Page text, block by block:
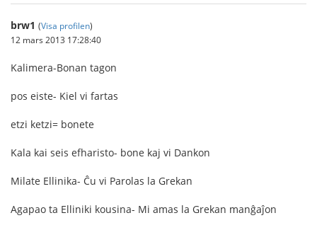
brw1 (Visa profilen)
12 mars 2013 17:28:40
Kalimera-Bonan tagon
pos eiste- Kiel vi fartas
etzi ketzi= bonete
Kala kai seis efharisto- bone kaj vi Dankon
Milate Ellinika- Ĉu vi Parolas la Grekan
Agapao ta Elliniki kousina- Mi amas la Grekan manĝaĵon